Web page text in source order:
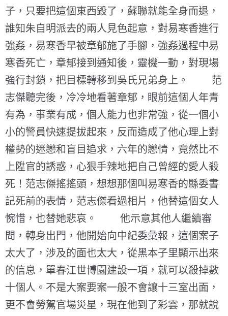
子，只要把這個東西毀了，蘇聯就能全身而退，
誰知朱自明派去的兩人見色起意，對易寒香進行
強姦，易寒香早被章郁施了手腳，強姦過程中易
寒香死亡，章郁接到通知後，靈機一動，對現場
強行封鎖，把目標轉移到吳氏兄弟身上。 范
志傑聽完後，冷冷地看著章郁，眼前這個人年青
有為，事業有成，個人能力也非常強，從一個小
小的警員快速提拔起來，反而造成了他心理上對
權勢的迷戀和盲目追求，六年的戀情，竟然比不
上陞官的誘惑，心狠手辣地把自己曾經的愛人殺
死！范志傑搖搖頭，想想那個叫易寒香的縣委書
記死前的表情，范志傑看過相片，他替這個女人
惋惜，也替她悲哀。 他示意其他人繼續審
問，轉身出門，他開始向中紀委彙報，這個案子
太大了，涉及的面也太大，從黑本子里顯示出來
的信息，單春江世博園建設一項，就可以殺掉數
十個人。不是大案要案一般不會讓十三室出面，
更不會勞駕官場災星，現在他到了彩雲，那就說